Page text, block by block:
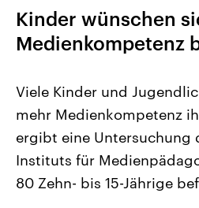
Landtagswahl Sachsen-Anhalt
2026
Alle Informationen
Sachsen-Anhalt wählt am 6.
September 2026 einen neuen
Landtag. Seit 2021 wird das
Kinder wünschen
Medienkompetenz
Viele Kinder und
mehr Medienkompetenz
ergibt eine Untersuchung
Instituts für
80 Zehn- bis 15-Jährige